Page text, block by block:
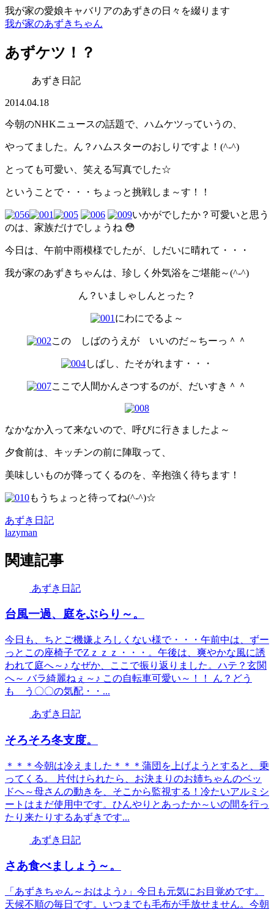
我が家の愛娘キャバリアのあずきの日々を綴ります
我が家のあずきちゃん
あずケツ！？
あずき日記
2014.04.18
今朝のNHKニュースの話題で、ハムケツっていうの、
やってました。ん？ハムスターのおしりですよ！(^-^)
とっても可愛い、笑える写真でした☆
ということで・・・ちょっと挑戦しま～す！！
いかがでしたか？可愛いと思う
のは、家族だけでしょうね 😳
今日は、午前中雨模様でしたが、しだいに晴れて・・・
我が家のあずきちゃんは、珍しく外気浴をご堪能～(^-^)
ん？いましゃしんとった？
にわにでるよ～
この しばのうえが いいのだ～ちーっ＾＾
しばし、たそがれます・・・
ここで人間かんさつするのが、だいすき＾＾
なかなか入って来ないので、呼びに行きましたよ～
夕食前は、キッチンの前に陣取って、
美味しいものが降ってくるのを、辛抱強く待ちます！
もうちょっと待ってね(^-^)☆
あずき日記
lazyman
関連記事
あずき日記
台風一過、庭をぶらり～。
今日も、ちとご機嫌よろしくない様で・・・午前中は、ずー
っとこの座椅子でZｚｚｚ・・・。午後は、爽やかな風に誘
われて庭へ～♪ なぜか、ここで振り返りました。ハテ？玄関
へ～ バラ綺麗ねぇ～♪ この自転車可愛い～！！ ん？どう
も う〇〇の気配・・...
あずき日記
そろそろ冬支度。
＊＊＊今朝は冷えました＊＊＊蒲団を上げようとすると、乗
ってくる。 片付けられたら、お決まりのお姉ちゃんのベッ
ドへ～母さんの動きを、そこから監視する！冷たいアルミシ
ートはまだ使用中です。ひんやりとあったか～いの間を行っ
たり来たりするあずきです...
あずき日記
さあ食べましょう～。
「あずきちゃん～おはよう♪」今日も元気にお目覚めです。
天候不順の毎日です。いつまでも毛布が手放せません。今朝